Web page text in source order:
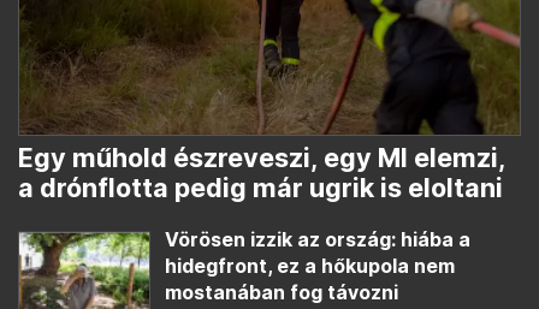
Egy műhold észreveszi, egy MI elemzi,
a drónflotta pedig már ugrik is eloltani
Vörösen izzik az ország: hiába a
hidegfront, ez a hőkupola nem
mostanában fog távozni